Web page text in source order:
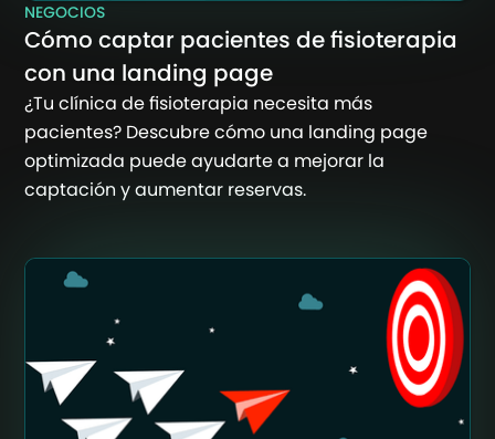
NEGOCIOS
Cómo captar pacientes de fisioterapia
con una landing page
¿Tu clínica de fisioterapia necesita más
pacientes? Descubre cómo una landing page
optimizada puede ayudarte a mejorar la
captación y aumentar reservas.